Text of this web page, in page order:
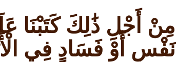
مِنْ أَجْلِ ذَٰلِكَ كَتَبْنَا
نَفْسٍ أَوْ فَسَادٍ فِي